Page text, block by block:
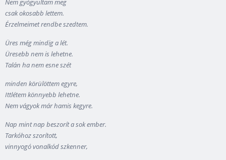
Nem gyógyultam meg
csak okosabb lettem.
Érzelmeimet rendbe szedtem.
Üres még mindig a lét.
Üresebb nem is lehetne.
Talán ha nem esne szét
minden körülöttem egyre,
Ittlétem könnyebb lehetne.
Nem vágyok már hamis kegyre.
Nap mint nap beszorít a sok ember.
Tarkóhoz szorított,
vinnyogó vonalkód szkenner,